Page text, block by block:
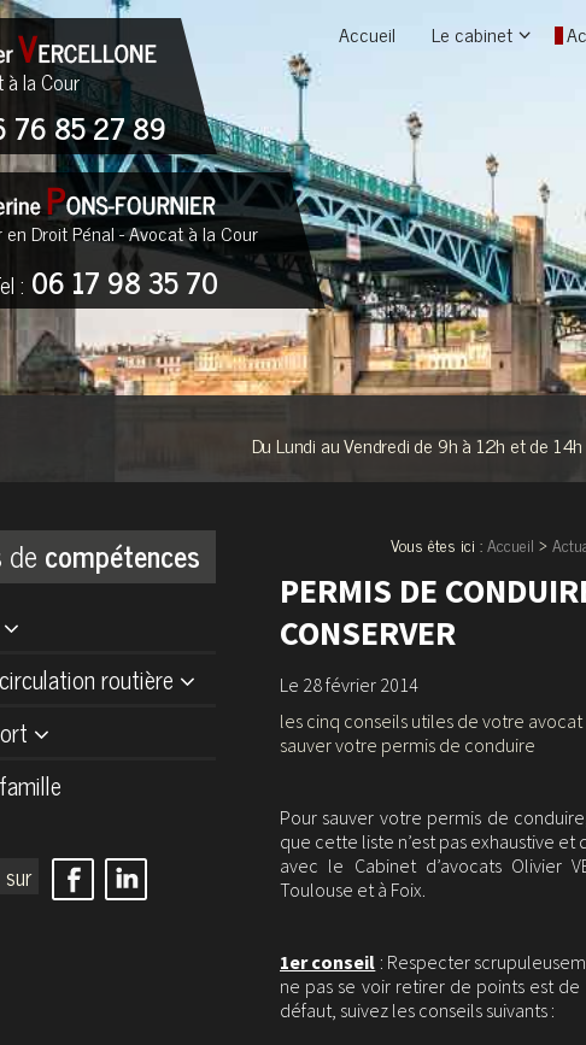
à la Cour
76 85 27 89
Droit Pénal - Avocat à la Cour
: 06 17 98 35 70
Accueil Le cabinet
Du Lundi au Vendredi de 9h à 12h et de
Vous êtes ici :Accueil >
PERMIS DE
CONSERVER
Le 28 février 2014
les cinq conseils utiles de votre
sauver votre permis de conduire
Pour sauver votre permis de
que cette liste n’est pas exhaustive
avec le Cabinet d’avocats Olivier
Toulouse et à Foix.
1er conseil : Respecter
ne pas se voir retirer de points est
défaut, suivez les conseils suivants :
de compétences
routière